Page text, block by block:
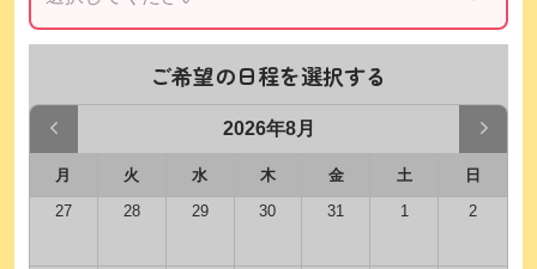
ご希望の日程を選択する
2026年8月
月 火 水 木 金 土
日
27
28 29 30 31 1 2